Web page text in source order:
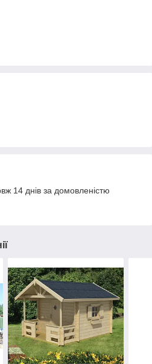
14 днів за домовленістю